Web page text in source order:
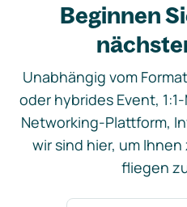
Beginnen
Unabhängig vom
oder hybrides Event,
Networking-Plattform,
wir sind hier, um
fliegen